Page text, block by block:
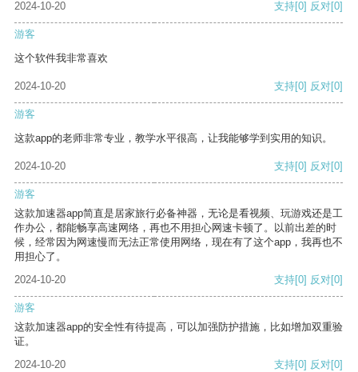
2024-10-20
支持[0] 反对[0]
游客
这个软件我非常喜欢
2024-10-20 支持[0] 反对[0]
游客
这款app的老师非常专业，教学水平很高，让我能够学到实用的知识。
2024-10-20 支持[0] 反对[0]
游客
这款加速器app简直是居家旅行必备神器，无论是看视频、玩游戏还是工
作办公，都能畅享高速网络，再也不用担心网速卡顿了。以前出差的时
候，经常因为网速慢而无法正常使用网络，现在有了这个app，我再也不
用担心了。
2024-10-20
支持[0] 反对[0]
游客
这款加速器app的安全性有待提高，可以加强防护措施，比如增加双重验
证。
2024-10-20
支持[0] 反对[0]